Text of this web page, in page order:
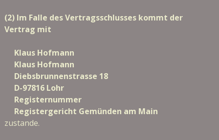
(2) Im Falle des Vertragsschlusses kommt der
Vertrag mit
Klaus Hofmann
Klaus Hofmann
Diebsbrunnenstrasse 18
D-97816 Lohr
Registernummer
Registergericht Gemünden am Main
zustande.